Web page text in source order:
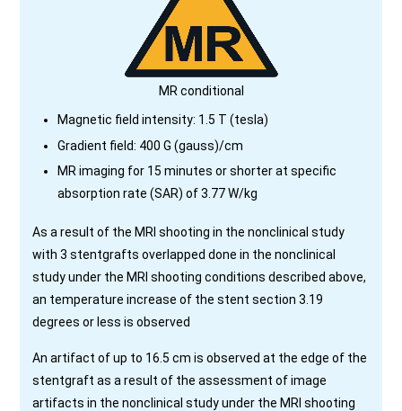
MR conditional
Magnetic field intensity: 1.5 T (tesla)
Gradient field: 400 G (gauss)/cm
MR imaging for 15 minutes or shorter at specific
absorption rate (SAR) of 3.77 W/kg
As a result of the MRI shooting in the nonclinical study
with 3 stentgrafts overlapped done in the nonclinical
study under the MRI shooting conditions described above,
an temperature increase of the stent section 3.19
degrees or less is observed
An artifact of up to 16.5 cm is observed at the edge of the
stentgraft as a result of the assessment of image
artifacts in the nonclinical study under the MRI shooting